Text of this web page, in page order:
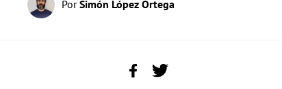
PorSimón López Ortega